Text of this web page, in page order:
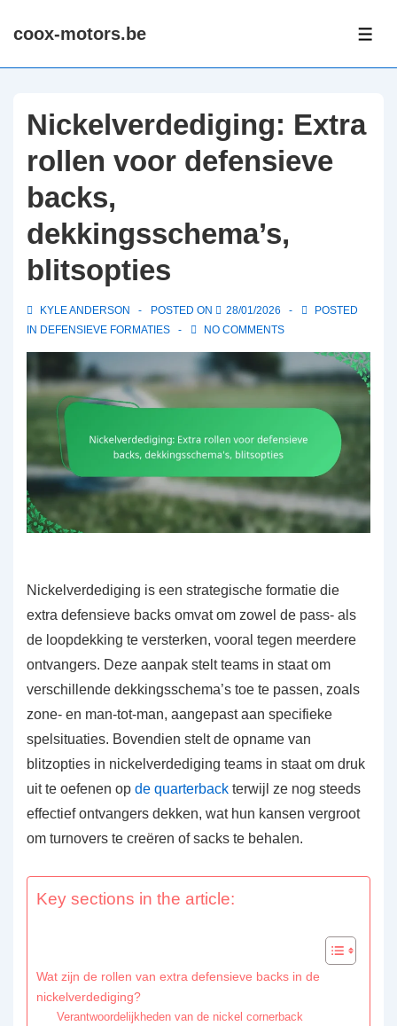
Skipcoox-motors.be
Nickelverdediging: Extra
rollen voor defensieve
backs,
dekkingsschema’s,
blitsopties
KYLE ANDERSON POSTED ON 28/01/2026
POSTED
IN DEFENSIEVE FORMATIES NO COMMENTS
Nickelverdediging is een strategische formatie die
extra defensieve backs omvat om zowel de pass- als
de loopdekking te versterken, vooral tegen meerdere
ontvangers. Deze aanpak stelt teams in staat om
verschillende dekkingsschema’s toe te passen, zoals
zone- en man-tot-man, aangepast aan specifieke
spelsituaties. Bovendien stelt de opname van
blitzopties in nickelverdediging teams in staat om druk
uit te oefenen op de quarterback terwijl ze nog steeds
effectief ontvangers dekken, wat hun kansen vergroot
om turnovers te creëren of sacks te behalen.
Key sections in the article:
Wat zijn de rollen van extra defensieve backs in de
nickelverdediging?
Verantwoordelijkheden van de nickel cornerback